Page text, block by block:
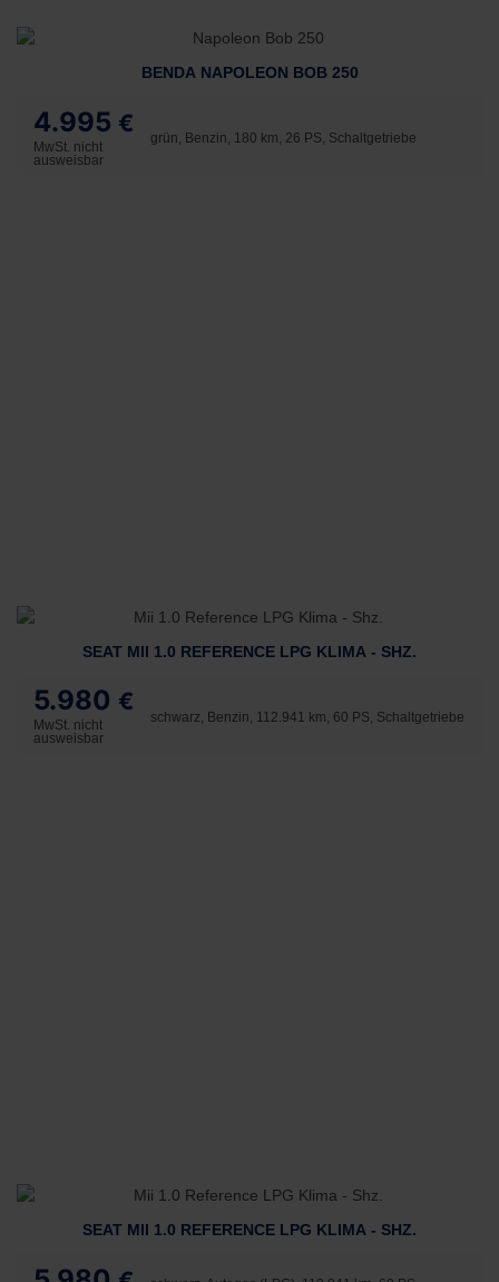
BENDA NAPOLEON BOB 250
4.995 €
MwSt. nicht
ausweisbar
grün, Benzin, 180 km, 26 PS, Schaltgetriebe
SEAT MII 1.0 REFERENCE LPG KLIMA - SHZ.
5.980 €
MwSt. nicht
ausweisbar
schwarz, Benzin, 112.941 km, 60 PS, Schaltgetriebe
SEAT MII 1.0 REFERENCE LPG KLIMA - SHZ.